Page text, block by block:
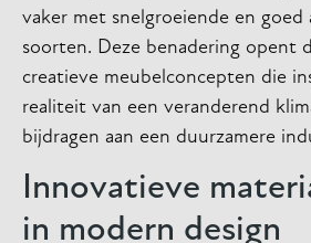
vaker met snelgroeiende en goed
soorten. Deze benadering opent
creatieve meubelconcepten die
realiteit van een veranderend
bijdragen aan een duurzamere
Innovatieve
in modern design